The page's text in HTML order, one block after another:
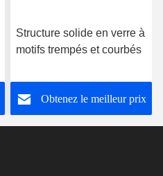
Structure solide en verre à
motifs trempés et courbés
Obtenez le meilleur prix